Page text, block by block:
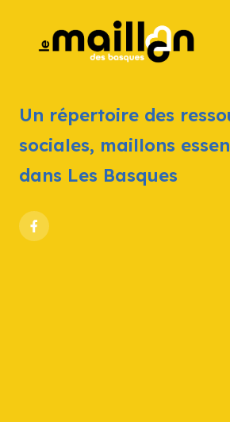
Un répertoire des
sociales, maillons
dans Les Basques